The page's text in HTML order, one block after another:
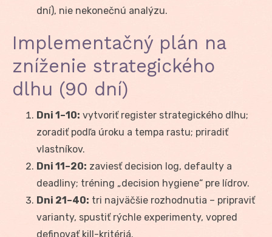
dní), nie nekonečnú analýzu.
Implementačný plán na
zníženie strategického
dlhu (90 dní)
Dni 1–10: vytvoriť register strategického dlhu;
zoradiť podľa úroku a tempa rastu; priradiť
vlastníkov.
Dni 11–20: zaviesť decision log, defaulty a
deadliny; tréning „decision hygiene“ pre lídrov.
Dni 21–40: tri najväčšie rozhodnutia – pripraviť
varianty, spustiť rýchle experimenty, vopred
definovať kill-kritériá.